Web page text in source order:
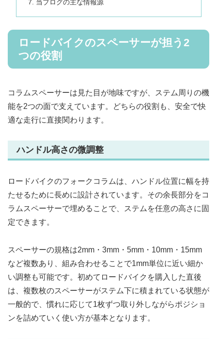
当ブログの主な情報源
ロードバイクのスペーサーが担う2
つの役割
コラムスペーサーは見た目が地味ですが、ステム周りの機
能を2つの面で支えています。どちらの役割も、安全で快
適な走行に直接関わります。
ハンドル高さの微調整
ロードバイクのフォークコラムは、ハンドル位置に幅を持
たせるために長めに設計されています。その余長部分をコ
ラムスペーサーで埋めることで、ステムを任意の高さに固
定できます。
スペーサーの規格は2mm・3mm・5mm・10mm・15mm
など複数あり、組み合わせることで1mm単位に近い細か
い調整も可能です。初めてロードバイクを購入した直後
は、複数枚のスペーサーがステム下に積まれている状態が
一般的で、慣れに応じて1枚ずつ取り外しながらポジショ
ンを詰めていく使い方が基本となります。